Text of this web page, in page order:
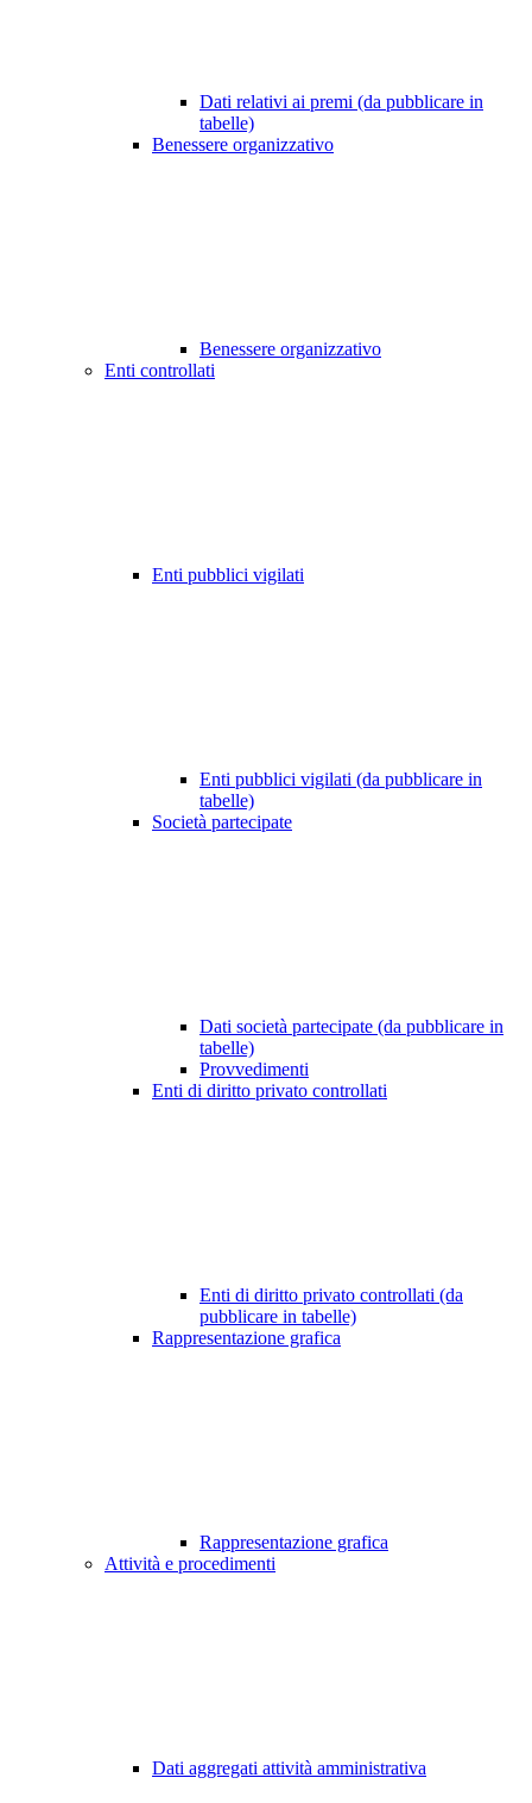
Dati relativi ai premi (da pubblicare in
tabelle)
Benessere organizzativo
Benessere organizzativo
Enti controllati
Enti pubblici vigilati
Enti pubblici vigilati (da pubblicare in
tabelle)
Società partecipate
Dati società partecipate (da pubblicare in
tabelle)
Provvedimenti
Enti di diritto privato controllati
Enti di diritto privato controllati (da
pubblicare in tabelle)
Rappresentazione grafica
Rappresentazione grafica
Attività e procedimenti
Dati aggregati attività amministrativa